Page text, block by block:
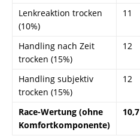
Lenkreaktion trocken
(10%)
11
Handling nach Zeit
trocken (15%)
12
Handling subjektiv
trocken (15%)
12
Race-Wertung (ohne
Komfortkomponente)
10,7